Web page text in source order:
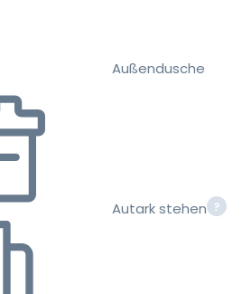
Außendusche
Autark stehen